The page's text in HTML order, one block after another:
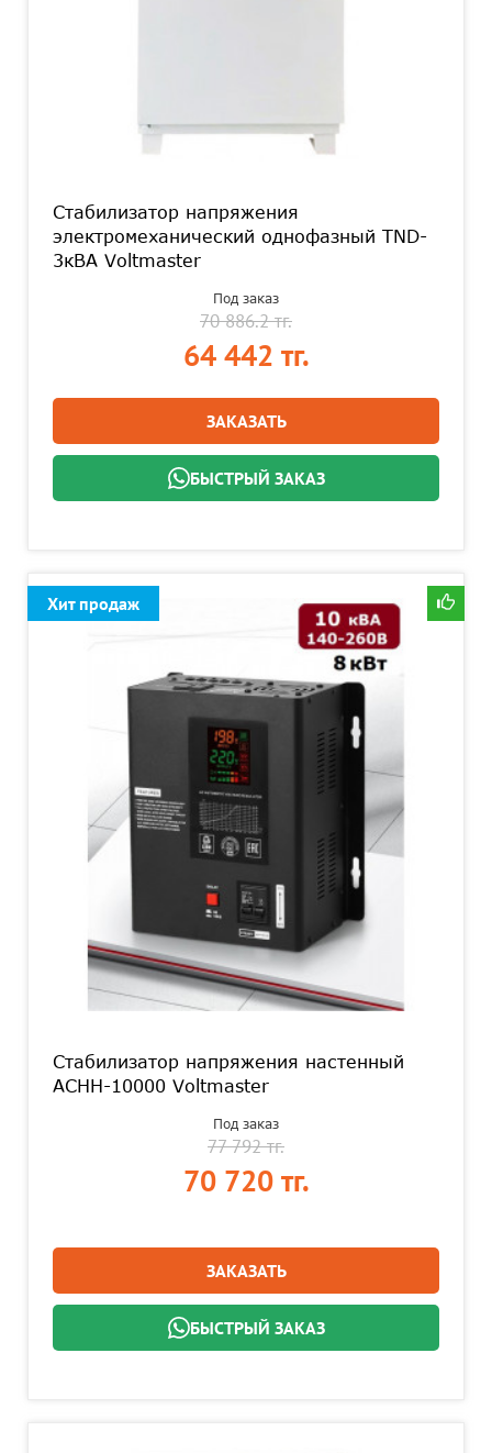
Стабилизатор напряжения
электромеханический однофазный TND-
3кВА Voltmaster
Под заказ
70 886.2 тг.
64 442 тг.
ЗАКАЗАТЬ
БЫСТРЫЙ ЗАКАЗ
Стабилизатор напряжения настенный
АСНН-10000 Voltmaster
Хит продаж
Под заказ
77 792 тг.
70 720 тг.
ЗАКАЗАТЬ
БЫСТРЫЙ ЗАКАЗ